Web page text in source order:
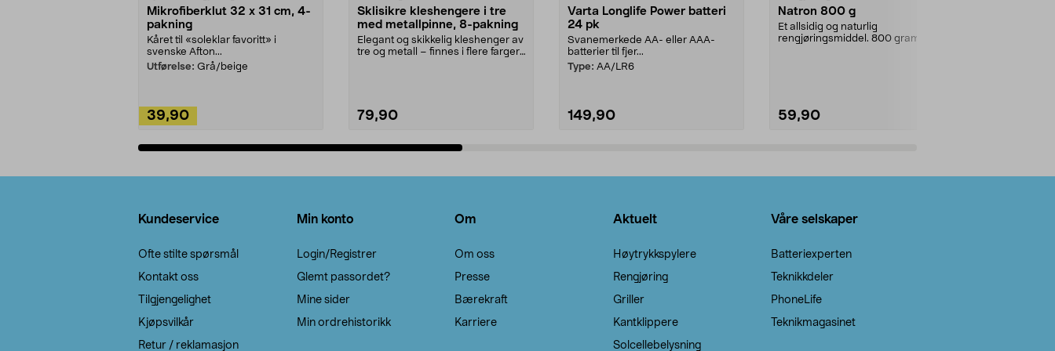
Mikrofiberklut 32 x 31 cm, 4-
pakning
Kåret til «soleklar favoritt» i
svenske Afton...
Utførelse: Grå/beige
39,90
Sklisikre kleshengere i tre
med metallpinne, 8-pakning
Elegant og skikkelig kleshenger av
tre og metall – finnes i flere farger.
79,90
Varta Longlife Power batteri
24 pk
Svanemerkede AA- eller AAA-
batterier til fjer...
Type: AA/LR6
149,90
Natron 800 g
Et allsidig og naturlig
rengjøringsmiddel. 800 gram
59,90
Kundeservice
Ofte stilte spørsmål
Kontakt oss
Tilgjengelighet
Kjøpsvilkår
Retur / reklamasjon
Min konto
Login/Registrer
Glemt passordet?
Mine sider
Min ordrehistorikk
Om
Om oss
Presse
Bærekraft
Karriere
Aktuelt
Høytrykkspylere
Rengjøring
Griller
Kantklippere
Solcellebelysning
Våre selskaper
Batteriexperten
Teknikkdeler
PhoneLife
Teknikmagasinet